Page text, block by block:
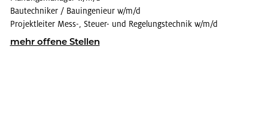
Bau­tech­ni­ker / Bau­in­ge­nieur w/m/d
Pro­jekt­lei­ter Mess-, Steu­er- und Re­ge­lungs­tech­nik w/m/d
mehr of­fe­ne Stel­len